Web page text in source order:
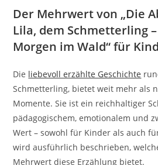
Der Mehrwert von „Die
Lila, dem Schmetterling
Morgen im Wald“ für
Die liebevoll erzählte Geschichte
Schmetterling, bietet weit mehr als
Momente. Sie ist ein reichhaltiger
pädagogischem, emotionalem und
Wert – sowohl für Kinder als auch
wird ausführlich beschrieben,
Mehrwert diese Erzählung bietet.